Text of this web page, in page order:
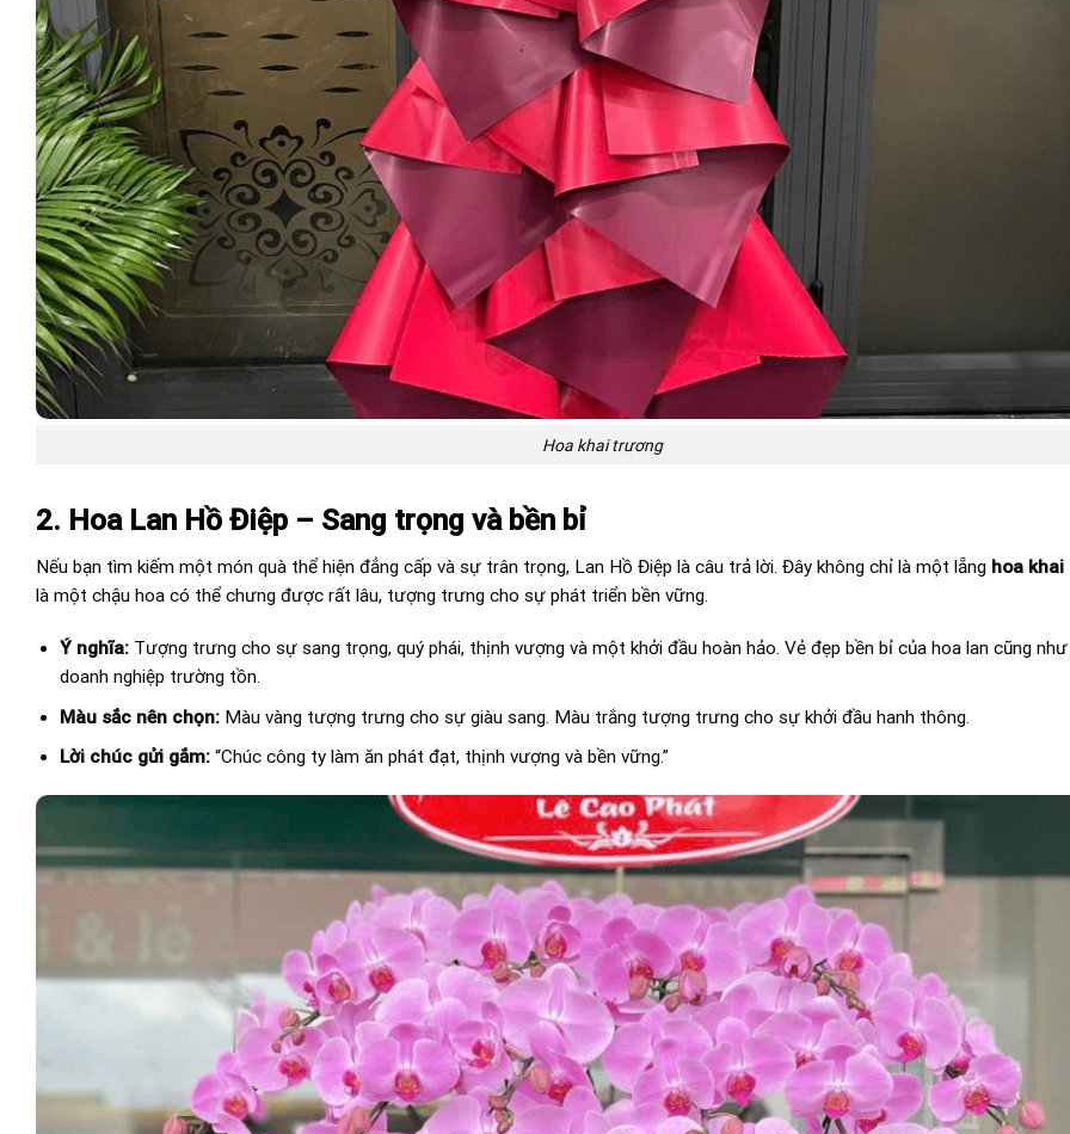
Hoa khai trương
2. Hoa Lan Hồ Điệp – Sang trọng và bền bỉ
Nếu bạn tìm kiếm một món quà thể hiện đẳng cấp và sự trân trọng, Lan Hồ Điệp là câu trả lời. Đây không chỉ là một lẵng hoa
là một chậu hoa có thể chưng được rất lâu, tượng trưng cho sự phát triển bền vững.
Ý nghĩa:Tượng trưng cho sự sang trọng, quý phái, thịnh vượng và một khởi đầu hoàn hảo. Vẻ đẹp bền bỉ của hoa lan cũng
doanh nghiệp trường tồn.
Màu sắc nên chọn:Màu vàng tượng trưng cho sự giàu sang. Màu trắng tượng trưng cho sự khởi đầu hanh thông.
Lời chúc gửi gắm:“Chúc công ty làm ăn phát đạt, thịnh vượng và bền vững.”